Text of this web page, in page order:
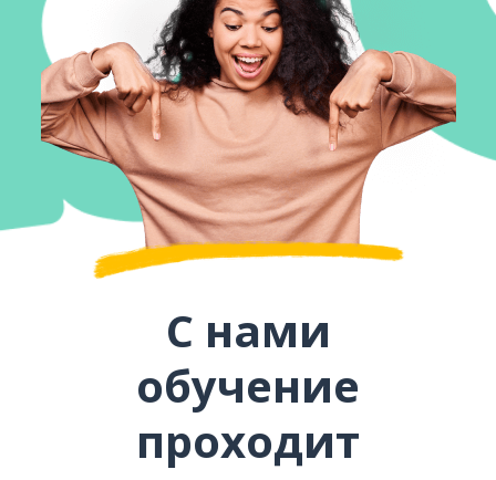
С нами
обучение
проходит